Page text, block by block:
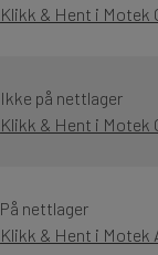
Klikk & Hent i Motek
Ikke på nettlager
Klikk & Hent i Motek
På nettlager
Klikk & Hent i Motek